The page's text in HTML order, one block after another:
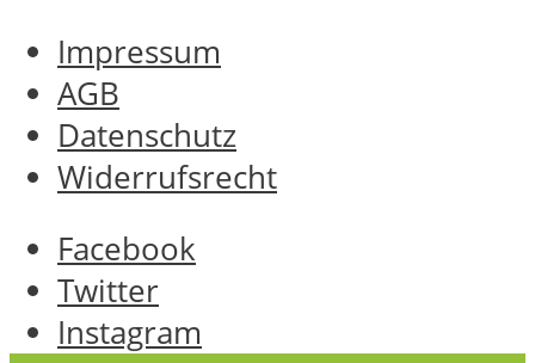
Impressum
AGB
Datenschutz
Widerrufsrecht
Facebook
Twitter
Instagram